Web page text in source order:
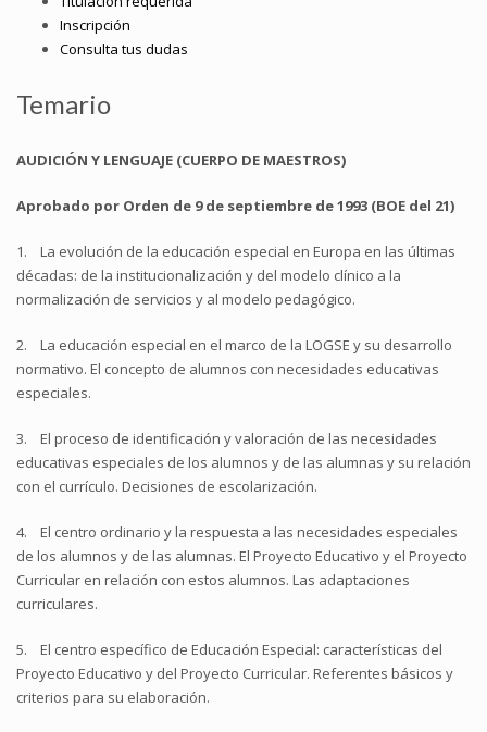
Inscripción
Consulta tus dudas
Temario
AUDICIÓN Y LENGUAJE (CUERPO DE MAESTROS)
Aprobado por Orden de 9 de septiembre de 1993 (BOE del 21)
1. La evolución de la educación especial en Europa en las últimas
décadas: de la institucionalización y del modelo clínico a la
normalización de servicios y al modelo pedagógico.
2. La educación especial en el marco de la LOGSE y su desarrollo
normativo. El concepto de alumnos con necesidades educativas
especiales.
3. El proceso de identificación y valoración de las necesidades
educativas especiales de los alumnos y de las alumnas y su relación
con el currículo. Decisiones de escolarización.
4. El centro ordinario y la respuesta a las necesidades especiales
de los alumnos y de las alumnas. El Proyecto Educativo y el Proyecto
Curricular en relación con estos alumnos. Las adaptaciones
curriculares.
5. El centro específico de Educación Especial: características del
Proyecto Educativo y del Proyecto Curricular. Referentes básicos y
criterios para su elaboración.